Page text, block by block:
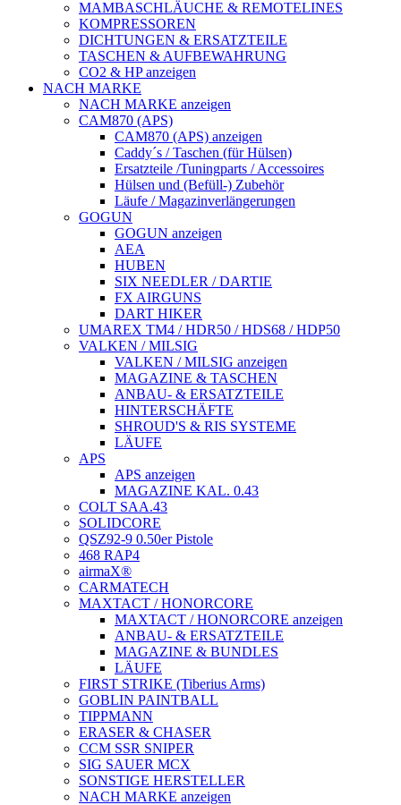
MAMBASCHLÄUCHE & REMOTELINES
KOMPRESSOREN
DICHTUNGEN & ERSATZTEILE
TASCHEN & AUFBEWAHRUNG
CO2 & HP anzeigen
NACH MARKE
NACH MARKE anzeigen
CAM870 (APS)
CAM870 (APS) anzeigen
Caddy´s / Taschen (für Hülsen)
Ersatzteile /Tuningparts / Accessoires
Hülsen und (Befüll-) Zubehör
Läufe / Magazinverlängerungen
GOGUN
GOGUN anzeigen
AEA
HUBEN
SIX NEEDLER / DARTIE
FX AIRGUNS
DART HIKER
UMAREX TM4 / HDR50 / HDS68 / HDP50
VALKEN / MILSIG
VALKEN / MILSIG anzeigen
MAGAZINE & TASCHEN
ANBAU- & ERSATZTEILE
HINTERSCHÄFTE
SHROUD'S & RIS SYSTEME
LÄUFE
APS
APS anzeigen
MAGAZINE KAL. 0.43
COLT SAA.43
SOLIDCORE
QSZ92-9 0.50er Pistole
468 RAP4
airmaX®
CARMATECH
MAXTACT / HONORCORE
MAXTACT / HONORCORE anzeigen
ANBAU- & ERSATZTEILE
MAGAZINE & BUNDLES
LÄUFE
FIRST STRIKE (Tiberius Arms)
GOBLIN PAINTBALL
TIPPMANN
ERASER & CHASER
CCM SSR SNIPER
SIG SAUER MCX
SONSTIGE HERSTELLER
NACH MARKE anzeigen